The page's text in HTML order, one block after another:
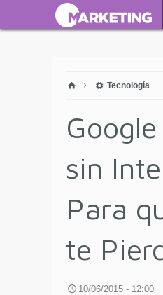
Tecnología
sin
Para
te
10/06/2015 - 12:00